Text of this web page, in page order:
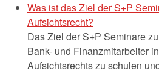
Was ist das Ziel der S+P
Aufsichtsrecht?
Das Ziel der S+P Seminare
Bank- und Finanzmitarbeiter
Aufsichtsrechts zu schulen